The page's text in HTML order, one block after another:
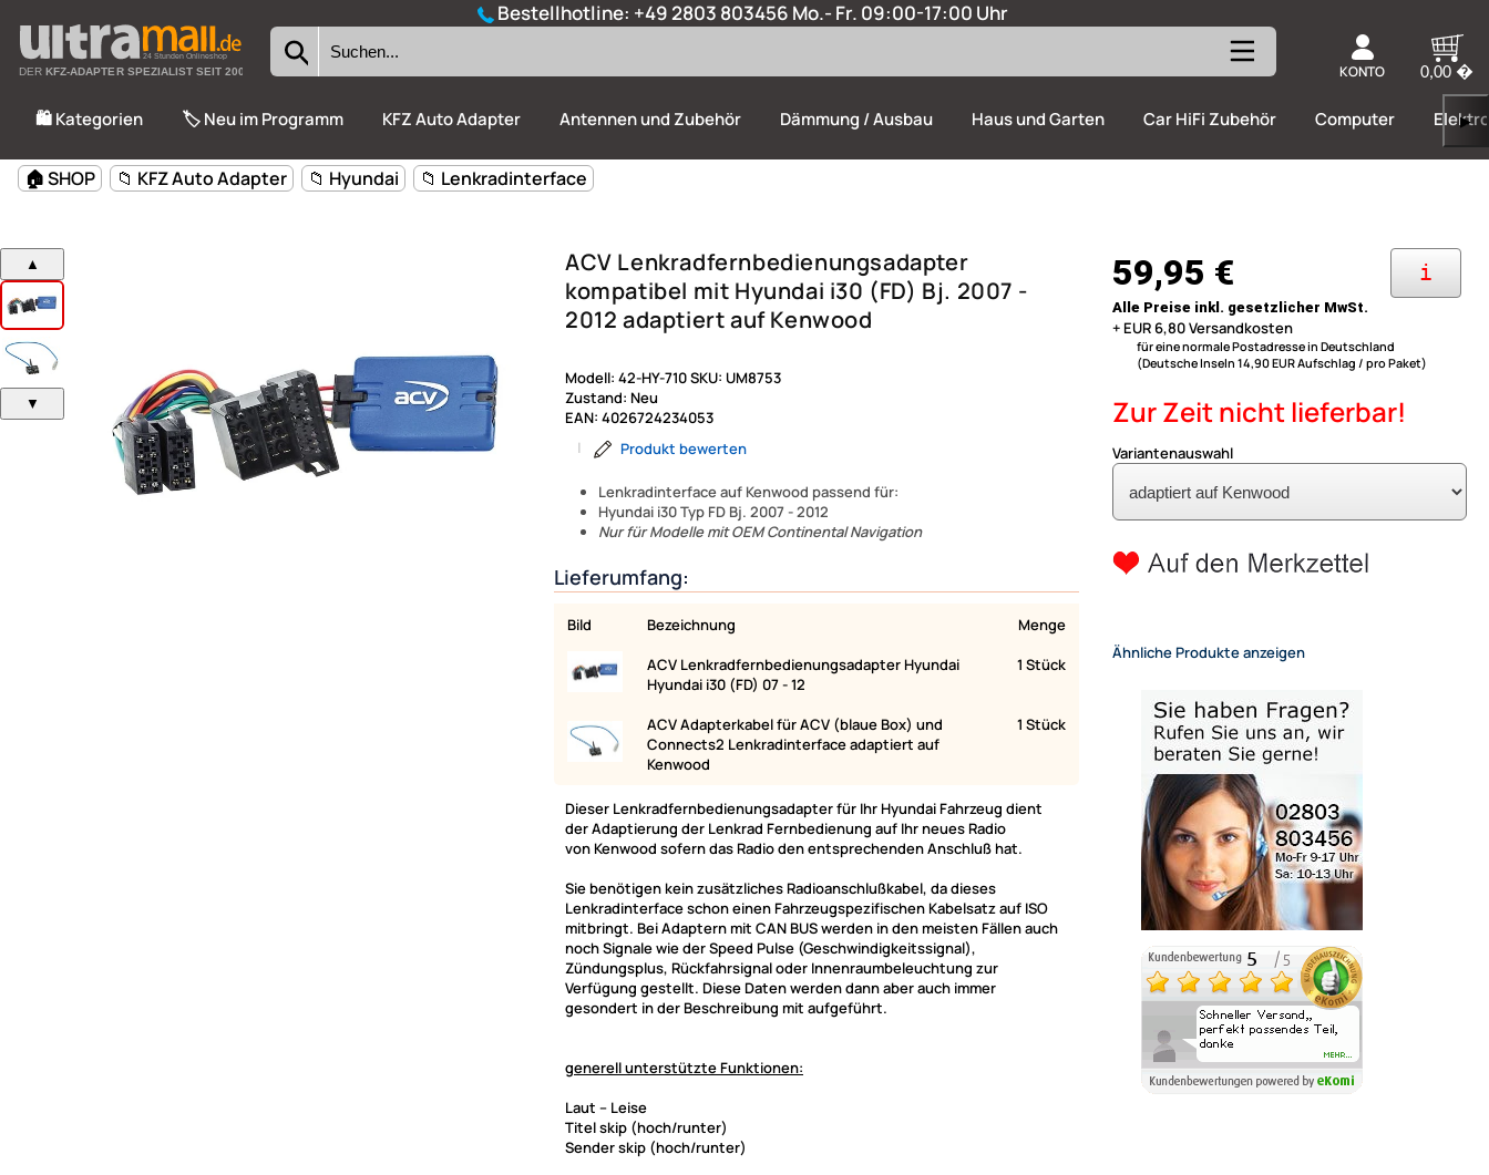
Bestellhotline: +49 2803 803456 Mo.- Fr. 09:00-17:00 Uhr
24 Stunden Onlineshop
DERKFZ-ADAPTER SPEZIALIST SEIT 2002 KONTO 0,00 �
🛍️ Kategorien 🏷️ Neu im Programm KFZ Auto Adapter Antennen und Zubehör Dämmung / Ausbau Haus und Garten Car HiFi Zubehör Computer ▶
🏠 SHOP 📁 KFZ Auto Adapter 📁 Hyundai 📁 Lenkradinterface
▲
▼
ACV Lenkradfernbedienungsadapter
kompatibel mit Hyundai i30 (FD) Bj. 2007 -
2012 adaptiert auf Kenwood
Lenkradinterface auf Kenwood passend für:
Hyundai i30 Typ FD Bj. 2007 - 2012
Nur für Modelle mit OEM Continental Navigation
Modell: 42-HY-710SKU: UM8753
Zustand: Neu
EAN: 4026724234053
|
Produkt bewerten
Lieferumfang:
Bild Bezeichnung
Menge
ACV Lenkradfernbedienungsadapter Hyundai
Hyundai i30 (FD) 07 - 12
1 Stück
ACV Adapterkabel für ACV (blaue Box) und
Connects2 Lenkradinterface adaptiert auf
Kenwood
1 Stück
Dieser Lenkradfernbedienungsadapter für Ihr Hyundai Fahrzeug dient
der Adaptierung der Lenkrad Fernbedienung auf Ihr neues Radio
von Kenwood sofern das Radio den entsprechenden Anschluß hat.
Sie benötigen kein zusätzliches Radioanschlußkabel, da dieses
Lenkradinterface schon einen Fahrzeugspezifischen Kabelsatz auf ISO
mitbringt. Bei Adaptern mit CAN BUS werden in den meisten Fällen auch
noch Signale wie der Speed Pulse (Geschwindigkeitssignal),
Zündungsplus, Rückfahrsignal oder Innenraumbeleuchtung zur
Verfügung gestellt. Diese Daten werden dann aber auch immer
gesondert in der Beschreibung mit aufgeführt.
generell unterstützte Funktionen:
Laut -- Leise
Titel skip (hoch/runter)
Sender skip (hoch/runter)
i
59,95 €
Alle Preise inkl. gesetzlicher MwSt.
+ EUR 6,80 Versandkosten
für eine normale Postadresse in Deutschland
(Deutsche Inseln 14,90 EUR Aufschlag / pro Paket)
Zur Zeit nicht lieferbar!
Variantenauswahl
Ähnliche Produkte anzeigen